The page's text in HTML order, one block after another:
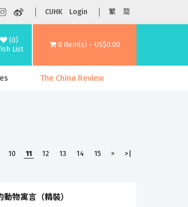
CUHK Login 繁 简
(0)
List
0 item(s) - US$0.00
The China Review
10 11 12 13 14 15 > >|
動物寓言（精裝）